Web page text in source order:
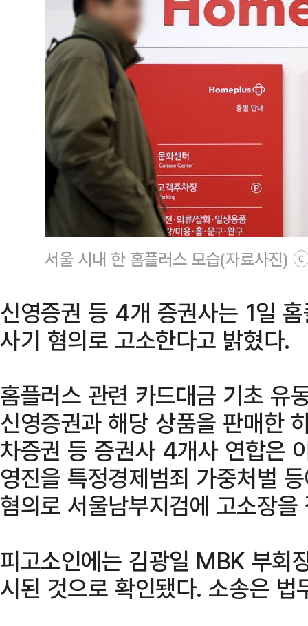
서울 시내 한 홈플러스 모습(자료사진)
신영증권 등 4개 증권사는 1일
사기 혐의로 고소한다고 밝혔다.
홈플러스 관련 카드대금 기초 유
신영증권과 해당 상품을 판매한
차증권 등 증권사 4개사 연합은
영진을 특정경제범죄 가중처벌
혐의로 서울남부지검에 고소장
피고소인에는 김광일 MBK 부회
시된 것으로 확인됐다. 소송은 법